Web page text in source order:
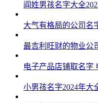
阎姓男孩名字大全
大气有格局的公司名
最吉利旺财的物业公
电子产品店铺取名字
小男孩名字2024年大